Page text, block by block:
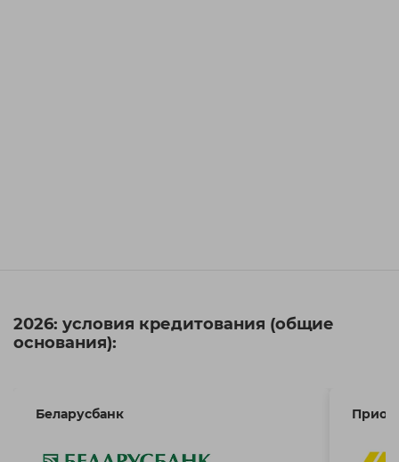
2026: условия кредитования (общие
основания):
Беларусбанк